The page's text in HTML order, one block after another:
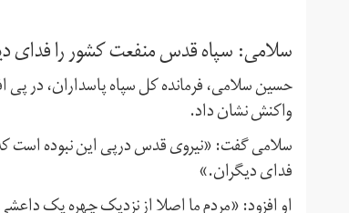
سلامی: سپاه قدس منفعت کشور را فدای
حسین سلامی،‌ فرمانده کل سپاه پاسداران،‌ در
واکنش نشان داد.
سلامی گفت:‌ ‌«نیروی قدس درپی این نبوده است که
فدای دیگران.»